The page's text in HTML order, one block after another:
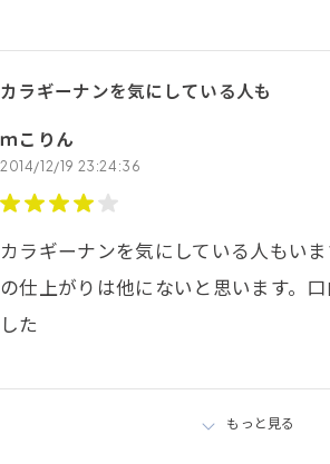
カラギーナンを気にしている人も
ｍこりん
2014/12/19 23:24:36
カラギーナンを気にしている人もい
の仕上がりは他にないと思います。
した
もっと見る